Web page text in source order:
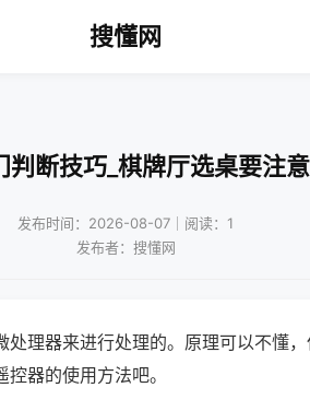
搜懂网
断技巧_棋牌厅选桌要注
发布时间：2026-08-07｜阅读：1
发布者：搜懂网
理器来进行处理的。原理可以不懂
器的使用方法吧。